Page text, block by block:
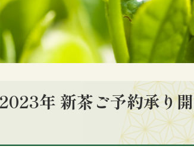
年 新茶ご予約承り開